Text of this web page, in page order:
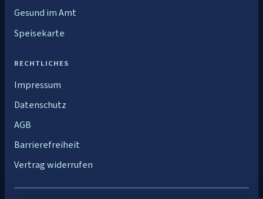
Gesund im Amt
Speisekarte
RECHTLICHES
Impressum
Datenschutz
AGB
Barrierefreiheit
Vertrag widerrufen